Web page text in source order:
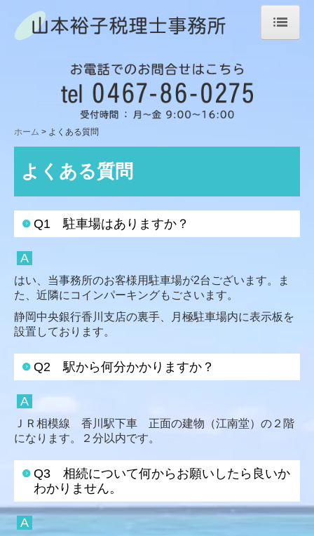
法人のお客様
個人のお客様
開業独立支援
相続について
事務所概要
よくある質問
相続フローチャート
ホーム よくある質問
よくある質問
Q1 駐車場はありますか？
A
はい、当事務所のお客様用駐車場が2台ございます。ま
た、近隣にコインパーキングもごさいます。
静岡中央銀行香川支店の裏手、月極駐車場内に表示板を
設置しております。
Q2 駅から何分かかりますか？
A
ＪＲ相模線 香川駅下車 正面の建物（江南堂）の２階
になります。２分以内です。
Q3 相続について何からお願いしたら良いか
わかりません。
A